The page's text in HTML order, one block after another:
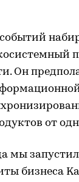
Он
от
мы
бизнеса